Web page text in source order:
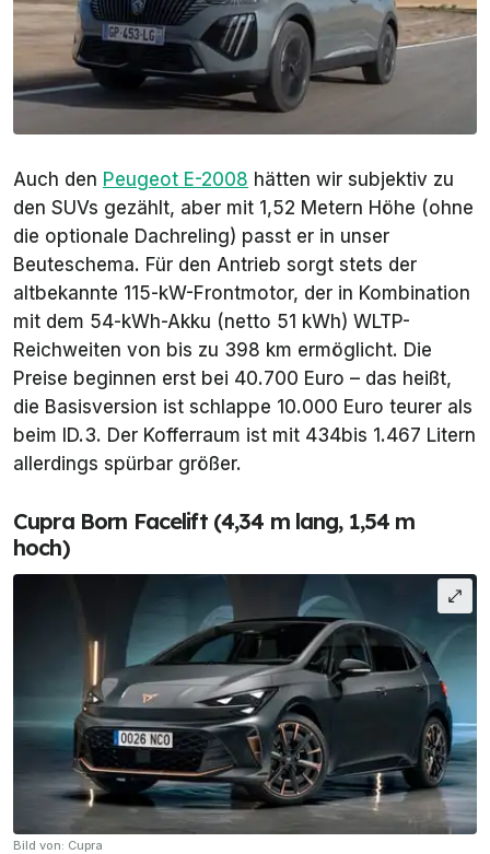
Auch den Peugeot E-2008 hätten wir subjektiv zu
den SUVs gezählt, aber mit 1,52 Metern Höhe (ohne
die optionale Dachreling) passt er in unser
Beuteschema. Für den Antrieb sorgt stets der
altbekannte 115-kW-Frontmotor, der in Kombination
mit dem 54-kWh-Akku (netto 51 kWh) WLTP-
Reichweiten von bis zu 398 km ermöglicht. Die
Preise beginnen erst bei 40.700 Euro – das heißt,
die Basisversion ist schlappe 10.000 Euro teurer als
beim ID.3. Der Kofferraum ist mit 434bis 1.467 Litern
allerdings spürbar größer.
Cupra Born Facelift (4,34 m lang, 1,54 m
hoch)
Bild von: Cupra